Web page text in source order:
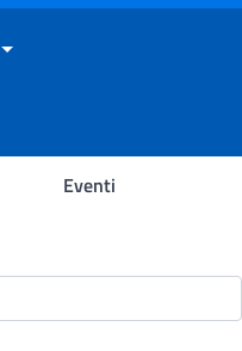
Eventi